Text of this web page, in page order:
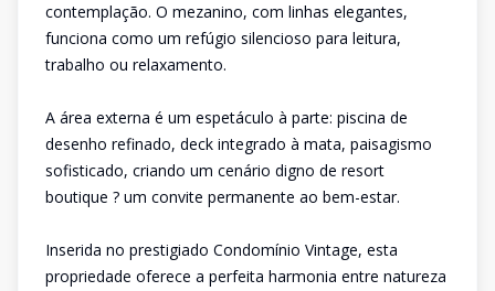
contemplação. O mezanino, com linhas elegantes,
funciona como um refúgio silencioso para leitura,
trabalho ou relaxamento.
A área externa é um espetáculo à parte: piscina de
desenho refinado, deck integrado à mata, paisagismo
sofisticado, criando um cenário digno de resort
boutique ? um convite permanente ao bem-estar.
Inserida no prestigiado Condomínio Vintage, esta
propriedade oferece a perfeita harmonia entre natureza